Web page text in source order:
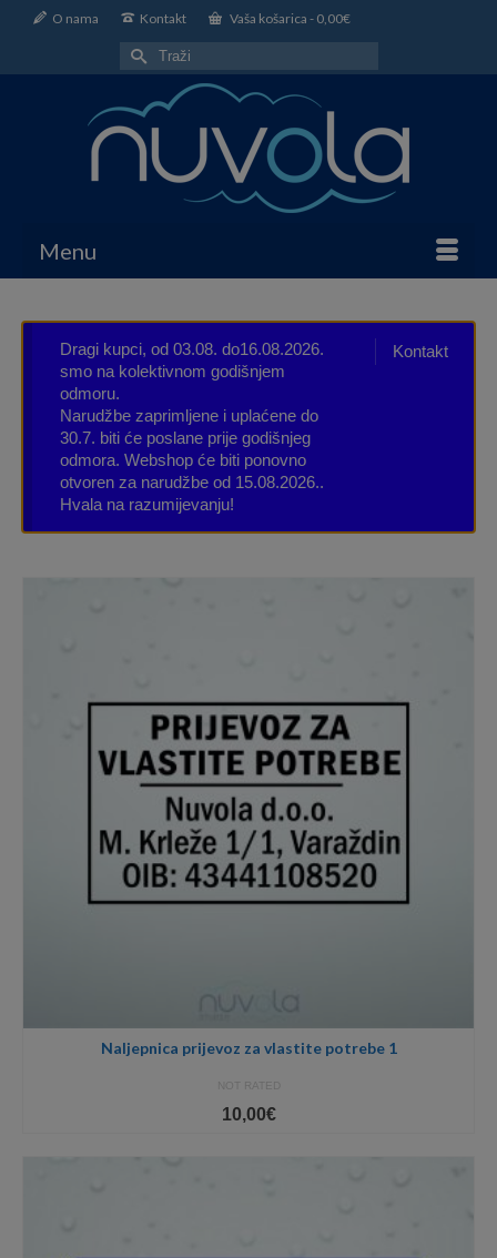
O nama Kontakt Vaša košarica - 0,00€
Search
for:
Menu
Kontakt
Dragi kupci, od 03.08. do16.08.2026.
smo na kolektivnom godišnjem
odmoru.
Narudžbe zaprimljene i uplaćene do
30.7. biti će poslane prije godišnjeg
odmora. Webshop će biti ponovno
otvoren za narudžbe od 15.08.2026..
Hvala na razumijevanju!
Naljepnica prijevoz za vlastite potrebe 1
NOT RATED
10,00€